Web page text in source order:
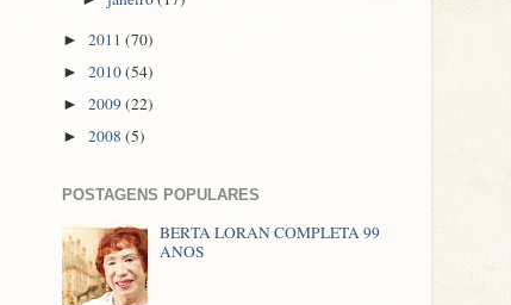
► 2011 (70)
► 2010(54)
► 2009(22)
► 2008 (5)
POSTAGENS POPULARES
BERTA LORAN COMPLETA 99
ANOS